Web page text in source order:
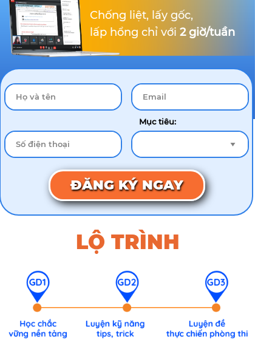
ĐĂNG KÝ NGAY
Mục tiêu:
Chống liệt, lấy gốc,
lấp hổng chỉ với 2 giờ/tuần
LỘ TRÌNH